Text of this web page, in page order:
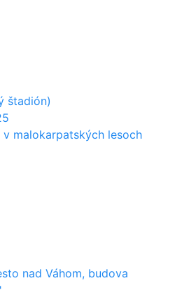
štadión)
malokarpatských lesoch
nad Váhom, budova